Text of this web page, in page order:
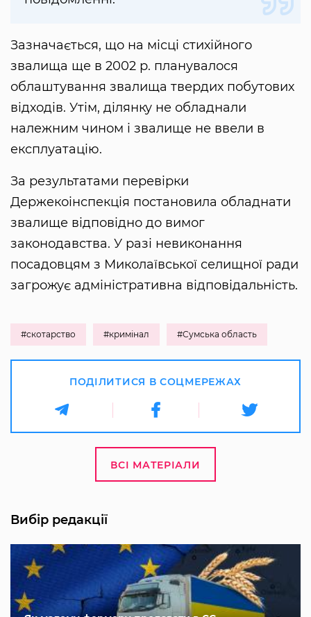
Зазначається, що на місці стихійного
звалища ще в 2002 р. планувалося
облаштування звалища твердих побутових
відходів. Утім, ділянку не обладнали
належним чином і звалище не ввели в
експлуатацію.
За результатами перевірки
Держекоінспекція постановила обладнати
звалище відповідно до вимог
законодавства. У разі невиконання
посадовцям з Миколаївської селищної ради
загрожує адміністративна відповідальність.
#скотарство #кримінал #Сумська область
ПОДІЛИТИСЯ В СОЦМЕРЕЖАХ
ВСІ МАТЕРІАЛИ
Вибір редакції